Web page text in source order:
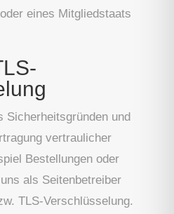
eines Mitgliedstaats
Sicherheitsgründen und
vertraulicher
Bestellungen oder
als Seitenbetreiber
TLS-Verschlüsselung.